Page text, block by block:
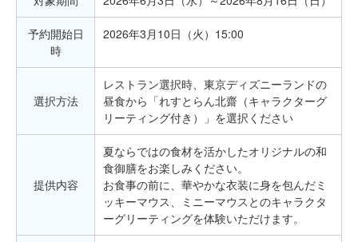
予約開始日
時
2026年3月10日（火）15:00
選択方法
レストラン選択時、東京ディズニーランドの
昼食から「れすとらん北齋（キャラクターグ
リーティング付き）」を選択ください
提供内容
夏ならではの食材を活かしたオリジナルの和
食御膳をお楽しみください。
お食事の前に、華やかな衣装に身を包んだミ
ッキーマウス、ミニーマウスとのキャラクタ
ーグリーティングを体験いただけます。